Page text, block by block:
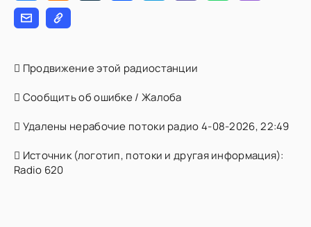
Продвижение этой радиостанции
Сообщить об ошибке / Жалоба
Удалены нерабочие потоки радио 4-08-2026, 22:49
Источник (логотип, потоки и другая информация):
Radio 620